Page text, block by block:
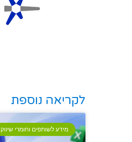
לקריאה נוספת
מידע לשותפים וחומרי שיווק